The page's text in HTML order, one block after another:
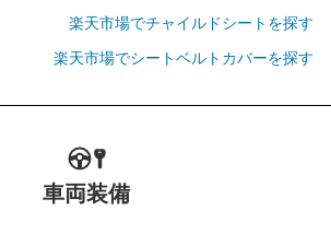
楽天市場でチャイルドシートを探す
楽天市場でシートベルトカバーを探す
車両装備